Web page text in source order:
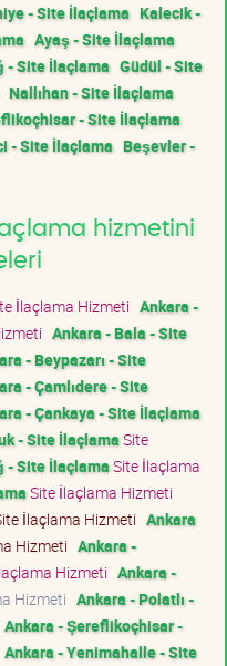
- Site İlaçlama Kalecik -
Ayaş - Site İlaçlama
- Site İlaçlama Güdül - Site
Nallıhan - Site İlaçlama
- Site İlaçlama
- Site İlaçlama Beşevler -
hizmetini
İlaçlama Hizmeti Ankara -
Ankara - Bala - Site
- Beypazarı - Site
- Çamlıdere - Site
- Çankaya - Site İlaçlama
- Site İlaçlamaSite
- Site İlaçlamaSite İlaçlama
Site İlaçlama Hizmeti
İlaçlama Hizmeti Ankara
Hizmeti Ankara -
Hizmeti Ankara -
Hizmeti Ankara - Polatlı -
Ankara - Şereflikoçhisar -
Ankara - Yenimahalle - Site